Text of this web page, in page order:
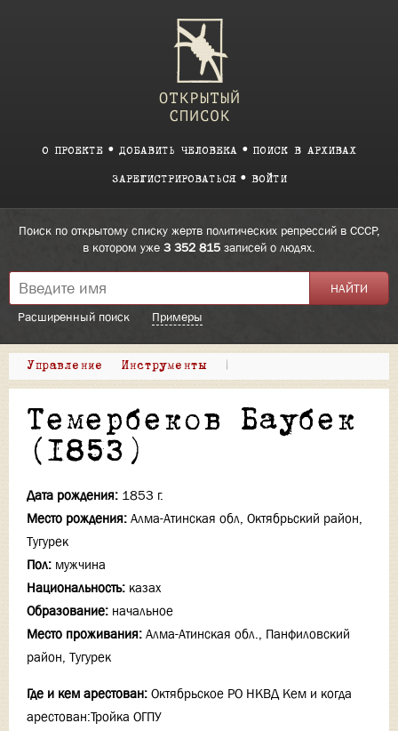
О ПРОЕКТЕ ДОБАВИТЬ ЧЕЛОВЕКА ПОИСК В АРХИВАХ
ЗАРЕГИСТРИРОВАТЬСЯ ВОЙТИ
Поиск по открытому списку жертв политических репрессий в СССР,
в котором уже 3 352 815 записей о людях.
Расширенный поиск Примеры
Управление Инструменты |
Темербеков Баубек
(1853)
Дата рождения: 1853 г.
Место рождения: Алма-Атинская обл, Октябрьский район,
Тугурек
Пол: мужчина
Национальность: казах
Образование: начальное
Место проживания: Алма-Атинская обл., Панфиловский
район, Тугурек
Где и кем арестован: Октябрьское РО НКВД Кем и когда
арестован:Тройка ОГПУ